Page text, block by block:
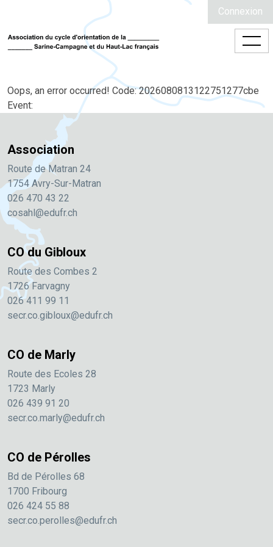
Connexion
Oops, an error occurred! Code: 2026080813122751277cbe
Event:
Association
Route de Matran 24
1754 Avry-Sur-Matran
026 470 43 22
cosahl@edufr.ch
CO du Gibloux
Route des Combes 2
1726 Farvagny
026 411 99 11
secr.co.gibloux@edufr.ch
CO de Marly
Route des Ecoles 28
1723 Marly
026 439 91 20
secr.co.marly@edufr.ch
CO de Pérolles
Bd de Pérolles 68
1700 Fribourg
026 424 55 88
secr.co.perolles@edufr.ch